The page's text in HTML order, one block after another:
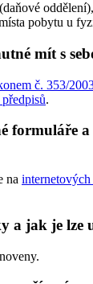
(daňové
pobytu u
mít s
č. 353/
.
formuláře
na
a jak je lze